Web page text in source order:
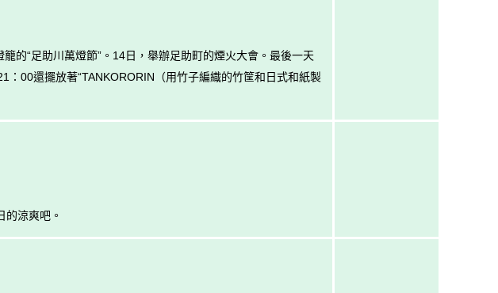
的“足助川萬燈節”。14日，舉辦足助町的煙火大會。最後一天
00還擺放著“TANKORORIN（用竹子編織的竹筐和日式和紙製
涼爽吧。